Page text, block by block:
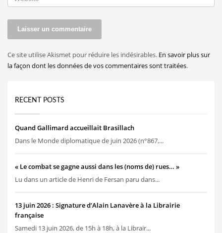
Ce site utilise Akismet pour réduire les indésirables. En savoir plus sur
la façon dont les données de vos commentaires sont traitées.
RECENT POSTS
Quand Gallimard accueillait Brasillach
Dans le Monde diplomatique de juin 2026 (n°867,...
« Le combat se gagne aussi dans les (noms de) rues… »
Lu dans un article de Henri de Fersan paru dans...
13 juin 2026 : Signature d’Alain Lanavère à la Librairie
française
Samedi 13 juin 2026, de 15h à 18h, à la Librair...